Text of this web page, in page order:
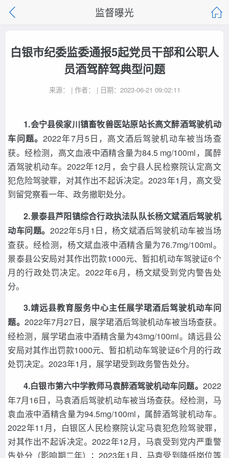
监督曝光
白银市纪委监委通报5起党员干部和公职人
员酒驾醉驾典型问题
来源： | 作者： | 日期：2023-06-21 09:02:11
1.会宁县侯家川镇畜牧兽医站原站长高文醉酒驾驶机动
车问题。2022年7月5日，高文酒后驾驶机动车被当场查
获。经检测，高文血液中酒精含量为84.5 mg/100ml，属醉
酒驾驶机动车。2022年12月，会宁县人民检察院认定高文
犯危险驾驶罪，对其作出不起诉决定。2023年1月，高文受
到留党察看一年、政务撤职处分。
2.景泰县芦阳镇综合行政执法队队长杨文斌酒后驾驶机
动车问题。 2022年5月1日，杨文斌酒后驾驶机动车被当场
查获。经检测，杨文斌血液中酒精含量为76.7mg/100ml。
景泰县公安局对其作出罚款1000元、暂扣机动车驾驶证6个
月的行政处罚决定。2022年6月，杨文斌受到党内警告处
分。
3.靖远县教育服务中心主任展学珺酒后驾驶机动车问
题。 2022年7月27日，展学珺酒后驾驶机动车被当场查获。
经检测，展学珺血液中酒精含量为43mg/100ml。靖远县公
安局对其作出罚款1000元、暂扣机动车驾驶证6个月的行政
处罚决定。2023年1月，展学珺受到政务警告处分。
4.白银市第六中学教师马袁醉酒驾驶机动车问题。 2022
年7月16日，马袁酒后驾驶机动车被当场查获。经检测，马
袁血液中酒精含量为94.5mg/100ml，属醉酒驾驶机动车。
2022年11月，白银区人民检察院认定马袁犯危险驾驶罪，
对其作出不起诉决定。2022年12月，马袁受到党内严重警
告处分（影响期二年）；2023年1月，马袁受到降低岗位等